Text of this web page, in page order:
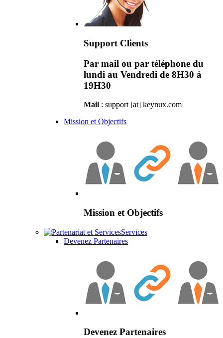
Support Clients
Par mail ou par téléphone du
lundi au Vendredi de 8H30 à
19H30
Mail : support [at] keynux.com
Mission et Objectifs
Mission et Objectifs
Services
Devenez Partenaires
Devenez Partenaires